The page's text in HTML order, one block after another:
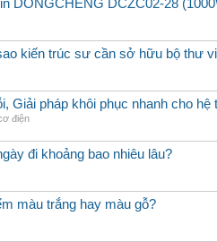
DONGCHENG DCZC02-28
kiến trúc sư cần sở hữu bộ thư
Giải pháp khôi phục nhanh cho hệ
điện
đi khoảng bao nhiêu lâu?
màu trắng hay màu gỗ?